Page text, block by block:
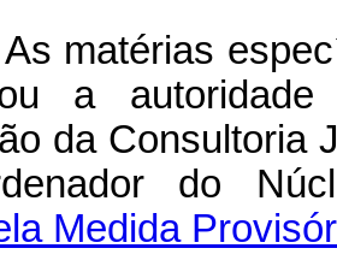
matérias
a autoridade
da Consultoria
do
Medida